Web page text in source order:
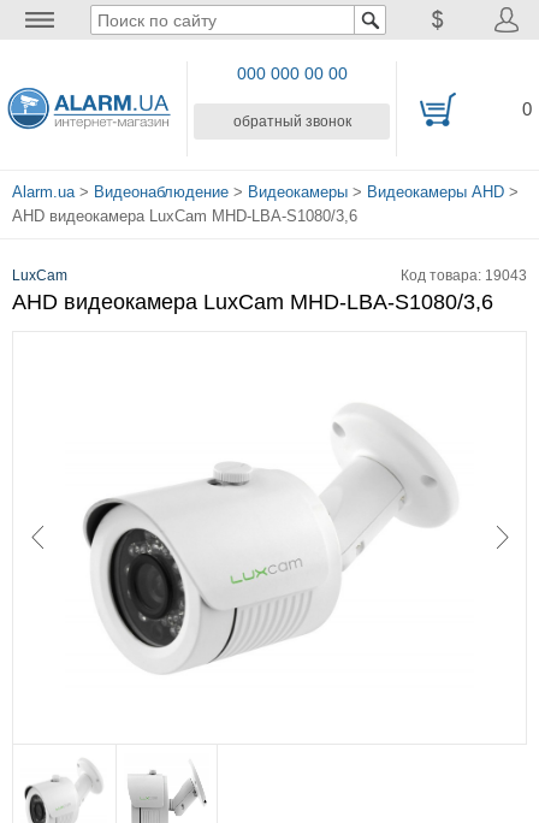
000 000 00 00
обратный звонок
0
Alarm.ua> Видеонаблюдение > Видеокамеры > Видеокамеры AHD >
AHD видеокамера LuxCam MHD-LBA-S1080/3,6
LuxCam Код товара: 19043
AHD видеокамера LuxCam MHD-LBA-S1080/3,6